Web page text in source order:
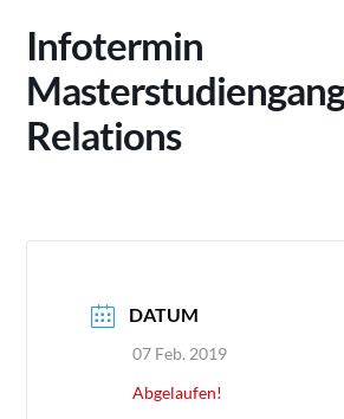
Infotermin
Relations
DATUM
07 Feb. 2019
Abgelaufen!